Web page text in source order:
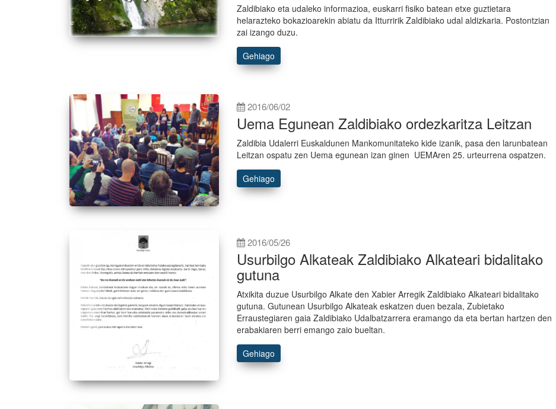
Zaldibiako eta udaleko informazioa, euskarri fisiko batean etxe guztietara
helarazteko bokazioarekin abiatu da Itturririk Zaldibiako udal aldizkaria. Postontzian
zai izango duzu.
Gehiago
2016/06/02
Uema Egunean Zaldibiako ordezkaritza Leitzan
Zaldibia Udalerri Euskaldunen Mankomunitateko kide izanik, pasa den larunbatean
Leitzan ospatu zen Uema egunean izan ginen UEMAren 25. urteurrena ospatzen.
Gehiago
2016/05/26
Usurbilgo Alkateak Zaldibiako Alkateari bidalitako
gutuna
Atxikita duzue Usurbilgo Alkate den Xabier Arregik Zaldibiako Alkateari bidalitako
gutuna. Gutunean Usurbilgo Alkateak eskatzen duen bezala, Zubietako
Erraustegiaren gaia Zaldibiako Udalbatzarrera eramango da eta bertan hartzen den
erabakiaren berri emango zaio bueltan.
Gehiago